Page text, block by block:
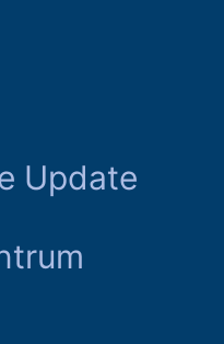
Update